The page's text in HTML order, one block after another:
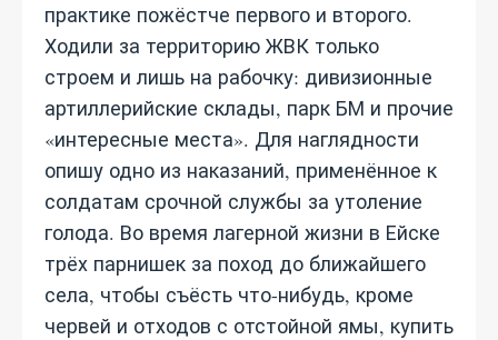
практике пожёстче первого и второго.
Ходили за территорию ЖВК только
строем и лишь на рабочку: дивизионные
артиллерийские склады, парк БМ и прочие
«интересные места». Для наглядности
опишу одно из наказаний, применённое к
солдатам срочной службы за утоление
голода. Во время лагерной жизни в Ейске
трёх парнишек за поход до ближайшего
села, чтобы съёсть что-нибудь, кроме
червей и отходов с отстойной ямы, купить